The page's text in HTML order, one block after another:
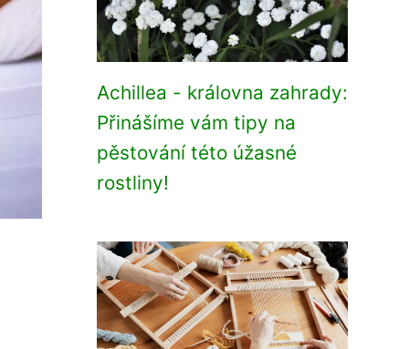
Achillea - královna zahrady:
Přinášíme vám tipy na
pěstování této úžasné
rostliny!